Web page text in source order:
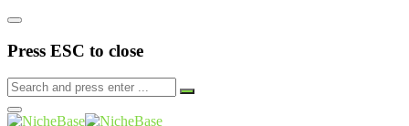
Press ESC to close